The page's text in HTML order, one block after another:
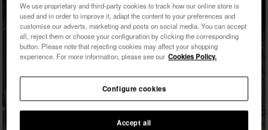
We use proprietary and third-party cookies to track how our online store is
used and in order to improve it, adapt the content to your preferences and
customise our adverts, marketing and posts on social media. You can accept
all, reject them or choose your configuration by clicking the corresponding
button. Please note that rejecting cookies may affect your shopping
experience. For more information, please see our Cookies Policy.
Accept all
Configure cookies